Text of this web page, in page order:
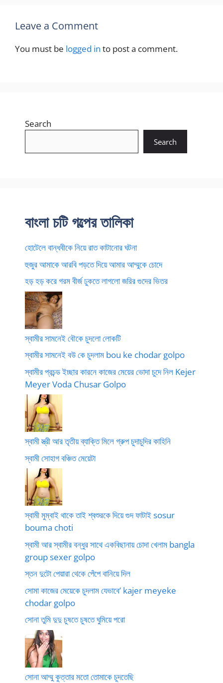
Leave a Comment
You must be logged in to post a comment.
Search
Search
বাংলা চটি গল্পের তালিকা
হোটেলে বান্ধবীকে নিয়ে রাত কাটানোর ঘটনা
হুজুর আমাকে আরবি পড়তে দিয়ে আমার আম্মুকে চোদে
হড় হড় করে গরম বীর্জ ঢুকতে লাগলো জরির গুদের ভিতর
স্বামীর সামনেই বৌকে চুদলো লোকটি
স্বামীর সামনেই বউ কে চুদলাম bou ke chodar golpo
স্বামীর প্রচন্ড ইচ্ছার কারনে কাজের মেয়ের ভোদা চুদে নিল Kejer
Meyer Voda Chusar Golpo
স্বামী স্ত্রী আর তৃতীয় ব্যাক্তি মিলে গ্রুপ চুদাচুদির কাহিনি
স্বামী সোহাগ বঞ্চিত মেয়েটা
স্বামী মুম্বাই থাকে তাই শ্বশুরকে দিয়ে গুদ ফাটাই sosur
bouma choti
স্বামী আর স্বামীর বন্ধুর সাথে একবিছানায় চোদা খেলাম bangla
group sexer golpo
স্তন দুটো পেয়ারা থেকে পেঁপে বানিয়ে দিল
সোমা কাজের মেয়েকে চুদলাম যেভাবে’ kajer meyeke
chodar golpo
সোনা তুমি দুদু চুষতে চুষতে ঘুমিয়ে পরো
সোনা আম্মু কুত্তার মতো তোমাকে চুদতেছি